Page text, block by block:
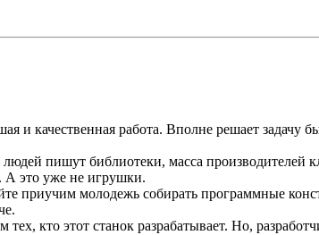
качественная работа. Вполне решает задачу
пишут библиотеки, масса производителей
А это уже не игрушки.
приучим молодежь собирать программные
кто этот станок разрабатывает. Но,